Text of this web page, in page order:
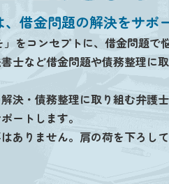
借金問題の解決をサポ
をコンセプトに、借金問題で
士など借金問題や債務整理に
決・債務整理に取り組む弁護
ートします。
ありません。肩の荷を下ろし